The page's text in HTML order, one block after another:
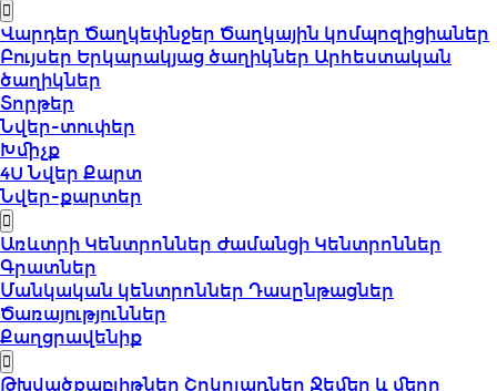
Վարդեր Ծաղկեփնջեր Ծաղկային կոմպոզիցիաներ
Բույսեր Երկարակյաց ծաղիկներ Արհեստական
ծաղիկներ
Տորթեր
Նվեր-տուփեր
Խմիչք
4U Նվեր Քարտ
Նվեր-քարտեր
Առևտրի Կենտրոններ Ժամանցի Կենտրոններ
Գրատներ
Մանկական կենտրոններ Դասընթացներ
Ծառայություններ
Քաղցրավենիք
Թխվածքաբլիթներ Շոկոլադներ Ջեմեր և մեղր